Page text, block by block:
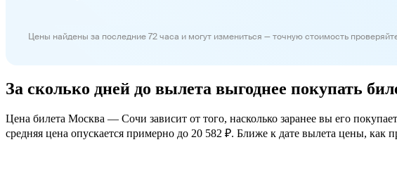
Цены найдены за последние 72 часа и могут измениться — точную стоимость
За сколько дней до вылета выгоднее покупать
Цена билета Москва — Сочи зависит от того, насколько заранее вы его
средняя цена опускается примерно до 20 582 ₽. Ближе к дате вылета цены, как